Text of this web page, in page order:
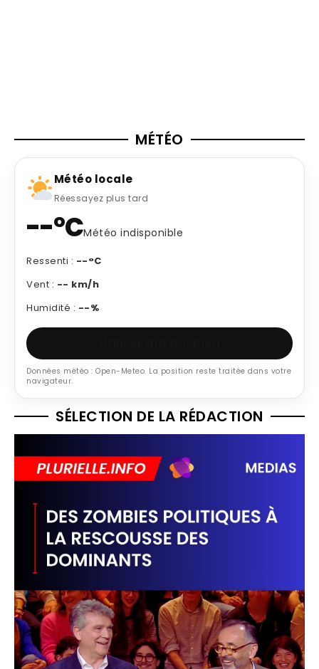
MÉTÉO
Météo locale
Réessayez plus tard
--°CMétéo indisponible
Ressenti : --°C
Vent : -- km/h
Humidité : --%
Données météo : Open-Meteo. La position reste traitée dans votre
navigateur.
SÉLECTION DE LA RÉDACTION